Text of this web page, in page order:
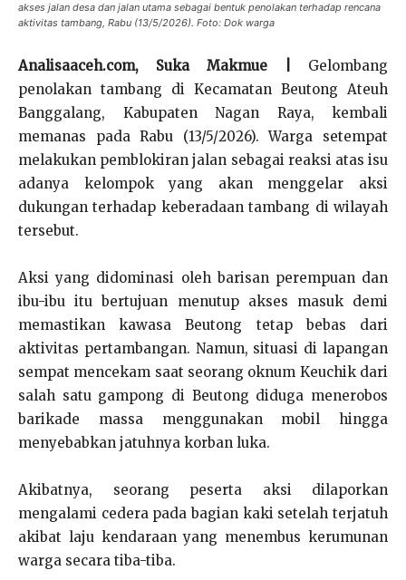
akses jalan desa dan jalan utama sebagai bentuk penolakan terhadap rencana
aktivitas tambang, Rabu (13/5/2026). Foto: Dok warga
Analisaaceh.com, Suka Makmue |
Gelombang
penolakan tambang di Kecamatan Beutong Ateuh
Banggalang, Kabupaten Nagan Raya, kembali
memanas pada Rabu (13/5/2026). Warga setempat
melakukan pemblokiran jalan sebagai reaksi atas isu
adanya kelompok yang akan menggelar aksi
dukungan terhadap keberadaan tambang di wilayah
tersebut.
Aksi yang didominasi oleh barisan perempuan dan
ibu-ibu itu bertujuan menutup akses masuk demi
memastikan kawasa Beutong tetap bebas dari
aktivitas pertambangan. Namun, situasi di lapangan
sempat mencekam saat seorang oknum Keuchik dari
salah satu gampong di Beutong diduga menerobos
barikade massa menggunakan mobil hingga
menyebabkan jatuhnya korban luka.
Akibatnya, seorang peserta aksi dilaporkan
mengalami cedera pada bagian kaki setelah terjatuh
akibat laju kendaraan yang menembus kerumunan
warga secara tiba-tiba.